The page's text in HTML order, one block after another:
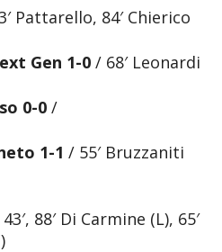
Pattarello, 84′ Chierico
Gen 1-0 / 68′ Leonardi
0-0 /
1-1 / 55′ Bruzzaniti
88′ Di Carmine (L), 65′